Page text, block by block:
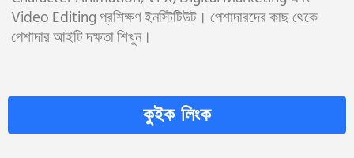
Video Editing প্রশিক্ষণ ইনস্টিটিউট। পেশাদারদের কাছ থেকে
পেশাদার আইটি দক্ষতা শিখুন।
কুইক লিংক